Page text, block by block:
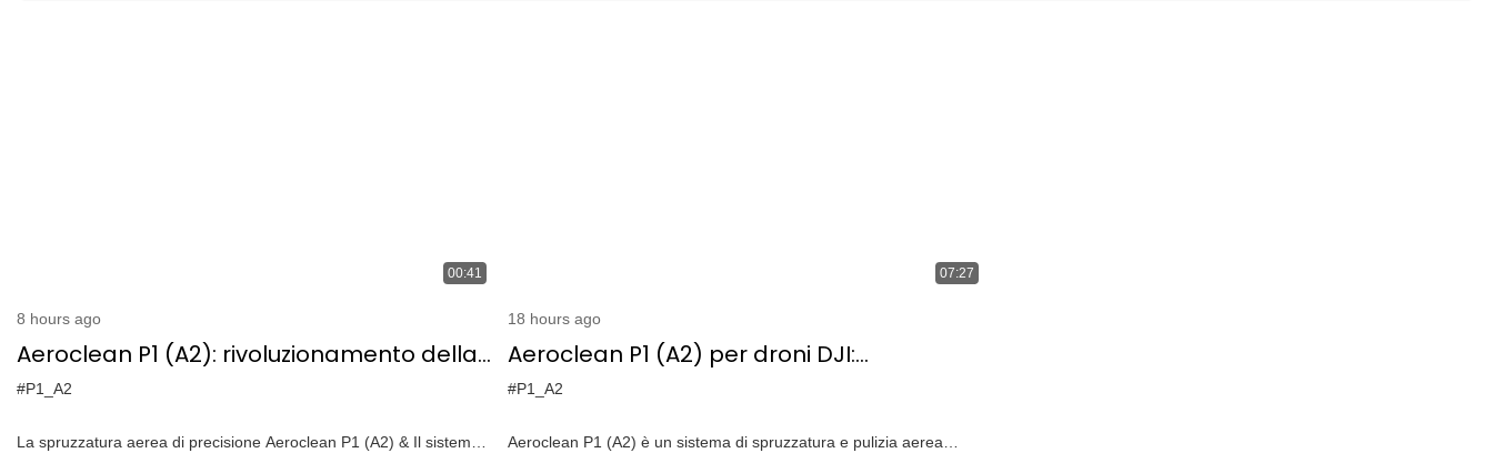
00:41
8 hours ago
Aeroclean P1 (A2): rivoluzionamento della
manutenzione della sottostazione con
#P1_A2
La spruzzatura aerea di precisione Aeroclean P1 (A2) & Il sistema
07:27
18 hours ago
Aeroclean P1 (A2) per droni DJI:
Introduzione dettagliata alla spruzzatura
#P1_A2
Aeroclean P1 (A2) è un sistema di spruzzatura e pulizia aerea